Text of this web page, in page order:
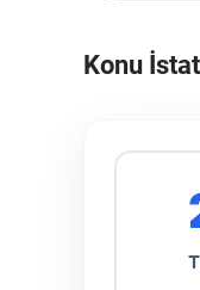
Konu